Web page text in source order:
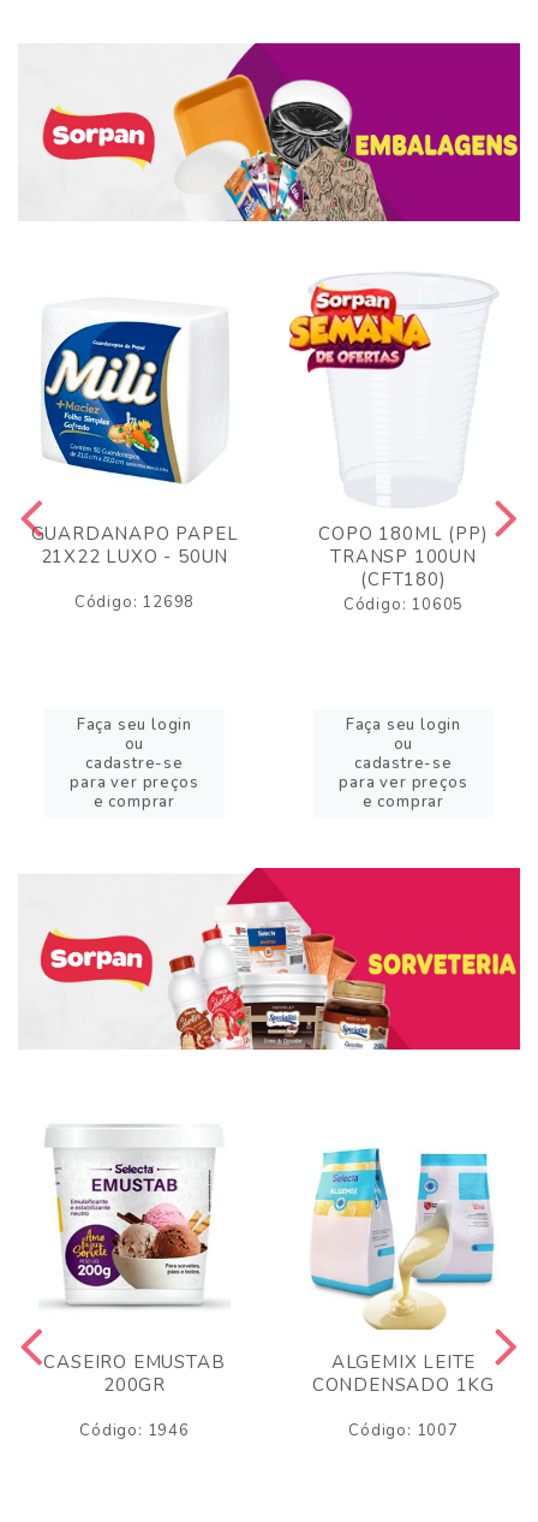
GUARDANAPO PAPEL
21X22 LUXO - 50UN
Código: 12698
Faça seu login
ou
cadastre-se
para ver preços
e comprar
COPO 180ML (PP)
TRANSP 100UN
(CFT180)
Código: 10605
Faça seu login
ou
cadastre-se
para ver preços
e comprar
CASEIRO EMUSTAB
200GR
Código: 1946
ALGEMIX LEITE
CONDENSADO 1KG
Código: 1007